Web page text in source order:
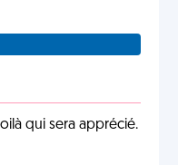
qui sera apprécié.